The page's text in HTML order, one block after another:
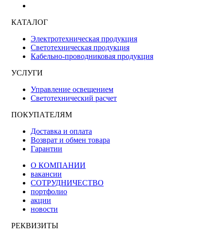
КАТАЛОГ
Электротехническая продукция
Светотехническая продукция
Кабельно-проводниковая продукция
УСЛУГИ
Управление освещением
Светотехнический расчет
ПОКУПАТЕЛЯМ
Доставка и оплата
Возврат и обмен товара
Гарантии
О КОМПАНИИ
вакансии
СОТРУДНИЧЕСТВО
портфолио
акции
новости
РЕКВИЗИТЫ